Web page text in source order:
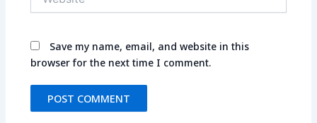
Save my name, email, and website in this
browser for the next time I comment.